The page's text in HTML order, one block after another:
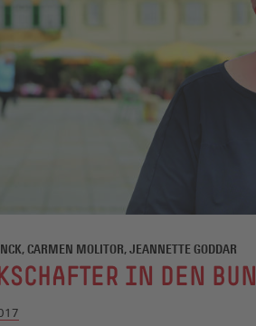
CARMEN MOLITOR, JEANNETTE GODDAR
IN DEN